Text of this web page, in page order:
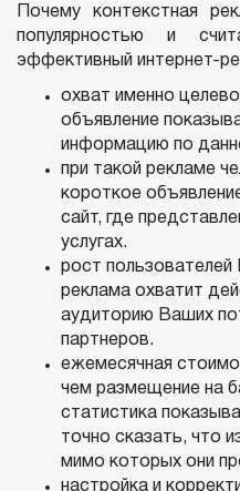
Почему контекстная
популярностью и
эффективный интернет-
охват именно
объявление
информацию по
при такой рекламе
короткое
сайт, где
услугах.
рост
реклама охватит
аудиторию Ваших
партнеров.
ежемесячная
чем размещение на
статистика
точно сказать, что
мимо которых они
настройка и